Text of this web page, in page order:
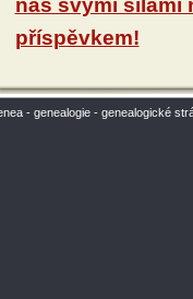
nás svými silami
příspěvkem!
- genealogie - genealogické